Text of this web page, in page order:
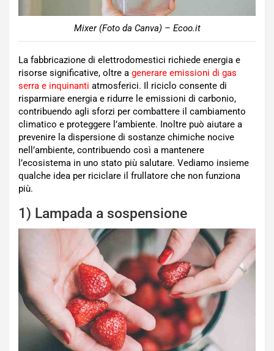
Mixer (Foto da Canva) – Ecoo.it
La fabbricazione di elettrodomestici richiede energia e
risorse significative, oltre a generare emissioni di gas
serra e inquinanti atmosferici. Il riciclo consente di
risparmiare energia e ridurre le emissioni di carbonio,
contribuendo agli sforzi per combattere il cambiamento
climatico e proteggere l’ambiente. Inoltre può aiutare a
prevenire la dispersione di sostanze chimiche nocive
nell’ambiente, contribuendo così a mantenere
l’ecosistema in uno stato più salutare. Vediamo insieme
qualche idea per riciclare il frullatore che non funziona
più.
1) Lampada a sospensione